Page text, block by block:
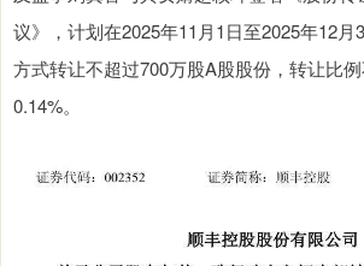
议》，计划在2025年11月1日至2025年12月
方式转让不超过700万股A股股份，转让比
0.14%。